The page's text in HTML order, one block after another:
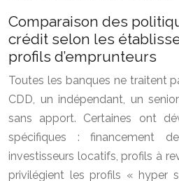
Comparaison des
crédit selon les
profils d’emprunteurs
Toutes les banques ne traitent
CDD, un indépendant, un
sans apport. Certaines ont
spécifiques : financement
investisseurs locatifs, profils à
privilégient les profils « hyper